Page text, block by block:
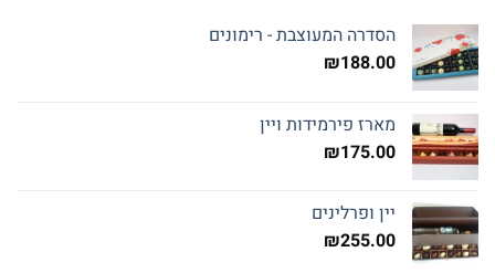
הסדרה המעוצבת - רימונים
₪188.00
מארז פירמידות ויין
₪175.00
יין ופרלינים
₪255.00